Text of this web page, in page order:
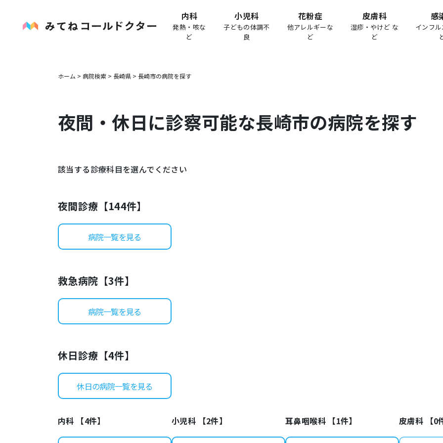
内科
発熱・咳な
ど
小児科
子どもの体調不
良
花粉症
他アレルギーな
ど
皮膚科
湿疹・やけど な
ど
感
インフ
ホーム > 病院検索 > 長崎県 > 長崎市の病院を探す
夜間・休日に診察可能な長崎市の病院を探す
該当する診療科目を選んでください
夜間診療【144件】
病院一覧を見る
救急病院【3件】
病院一覧を見る
休日診療【4件】
休日の病院一覧を見る
内科 【4件】 小児科 【2件】 耳鼻咽喉科 【1件】 皮膚科 【0